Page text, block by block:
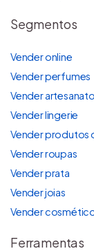
Segmentos
Vender online
Vender perfumes
Vender artesanato
Vender lingerie
Vender produtos
Vender roupas
Vender prata
Vender joias
Vender
Ferramentas